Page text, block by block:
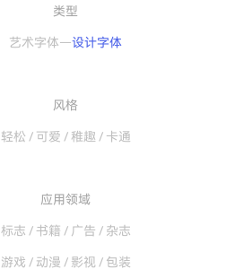
类型
艺术字体—设计字体
风格
轻松 / 可爱 / 稚趣 / 卡通
应用领域
标志 / 书籍 / 广告 / 杂志
游戏 / 动漫 / 影视 / 包装